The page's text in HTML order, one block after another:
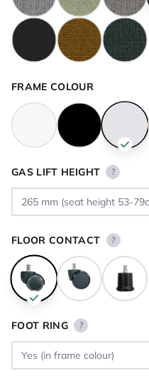
FRAME COLOUR
GAS LIFT HEIGHT ?
FLOOR CONTACT ?
FOOT RING ?